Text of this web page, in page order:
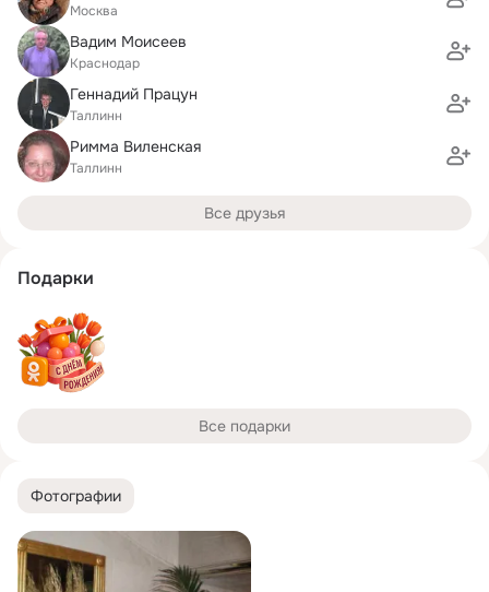
Фотографии
Москва
Вадим Моисеев
Краснодар
Геннадий Працун
Таллинн
Римма Виленская
Таллинн
Все друзья
Подарки
Все подарки